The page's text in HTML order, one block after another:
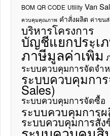
BOM QR CODE Utility Van
ควบคุมคุณภาพ คำสั่งผลิต ค่าขนส่
บริหารโครงการ
บัญชีแยกประเ
ภาษีมูลค่าเพิ่ม
ระบบควบคุมการจัดจำ
ระบบควบคุมกา
Sales)
ระบบควบคุมการจัดซื้อ
ระบบควบคุมการ
ระบบควบคุมการสั่ง